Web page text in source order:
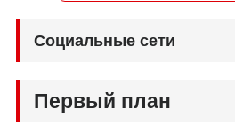
Социальные сети
Первый план